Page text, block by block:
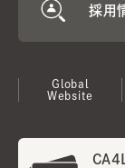
採用
Global
Website